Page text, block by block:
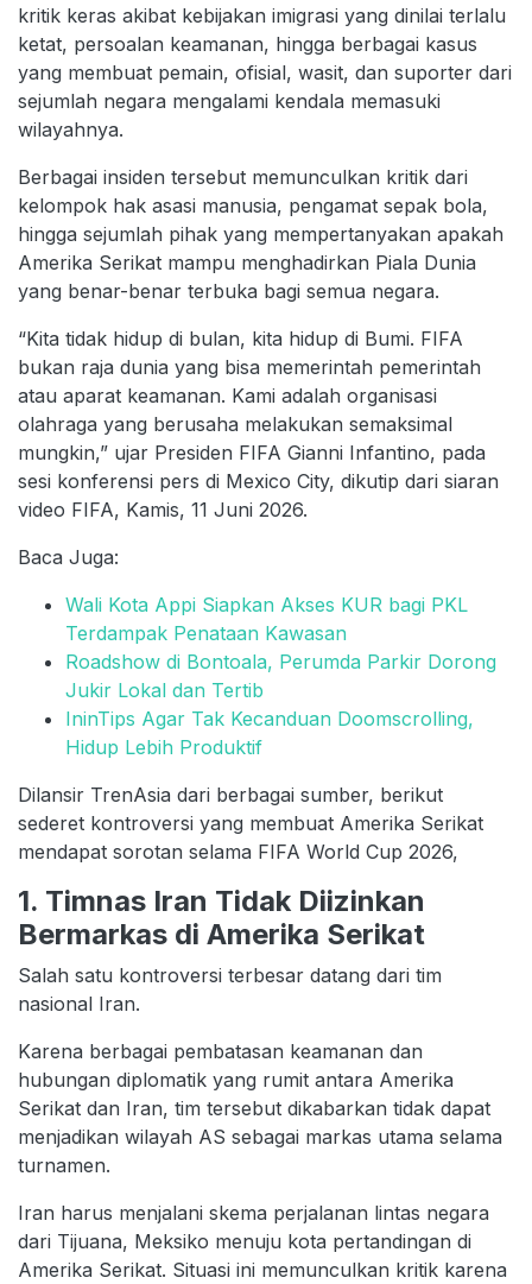
kritik keras akibat kebijakan imigrasi yang dinilai terlalu
ketat, persoalan keamanan, hingga berbagai kasus
yang membuat pemain, ofisial, wasit, dan suporter dari
sejumlah negara mengalami kendala memasuki
wilayahnya.
Berbagai insiden tersebut memunculkan kritik dari
kelompok hak asasi manusia, pengamat sepak bola,
hingga sejumlah pihak yang mempertanyakan apakah
Amerika Serikat mampu menghadirkan Piala Dunia
yang benar-benar terbuka bagi semua negara.
“Kita tidak hidup di bulan, kita hidup di Bumi. FIFA
bukan raja dunia yang bisa memerintah pemerintah
atau aparat keamanan. Kami adalah organisasi
olahraga yang berusaha melakukan semaksimal
mungkin,” ujar Presiden FIFA Gianni Infantino, pada
sesi konferensi pers di Mexico City, dikutip dari siaran
video FIFA, Kamis, 11 Juni 2026.
Baca Juga:
Wali Kota Appi Siapkan Akses KUR bagi PKL
Terdampak Penataan Kawasan
Roadshow di Bontoala, Perumda Parkir Dorong
Jukir Lokal dan Tertib
IninTips Agar Tak Kecanduan Doomscrolling,
Hidup Lebih Produktif
Dilansir TrenAsia dari berbagai sumber, berikut
sederet kontroversi yang membuat Amerika Serikat
mendapat sorotan selama FIFA World Cup 2026,
1. Timnas Iran Tidak Diizinkan
Bermarkas di Amerika Serikat
Salah satu kontroversi terbesar datang dari tim
nasional Iran.
Karena berbagai pembatasan keamanan dan
hubungan diplomatik yang rumit antara Amerika
Serikat dan Iran, tim tersebut dikabarkan tidak dapat
menjadikan wilayah AS sebagai markas utama selama
turnamen.
Iran harus menjalani skema perjalanan lintas negara
dari Tijuana, Meksiko menuju kota pertandingan di
Amerika Serikat. Situasi ini memunculkan kritik karena